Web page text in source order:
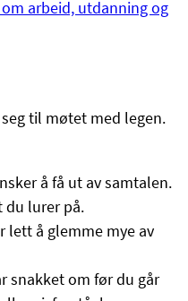
arbeid, utdanning og
til møtet med legen.
å få ut av samtalen.
du lurer på.
lett å glemme mye av
snakket om før du går